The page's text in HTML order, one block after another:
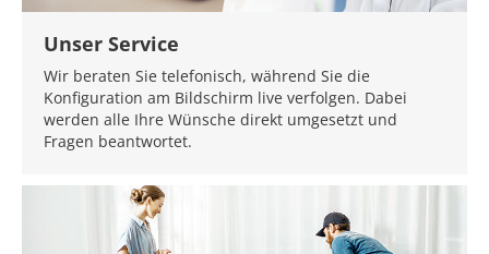
Unser Service
Wir beraten Sie telefonisch, während Sie die
Konfiguration am Bildschirm live verfolgen. Dabei
werden alle Ihre Wünsche direkt umgesetzt und
Fragen beantwortet.